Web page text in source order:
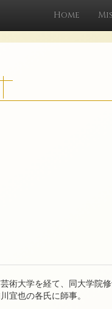
Home
術大学を経て、同大学院
宜也の各氏に師事。